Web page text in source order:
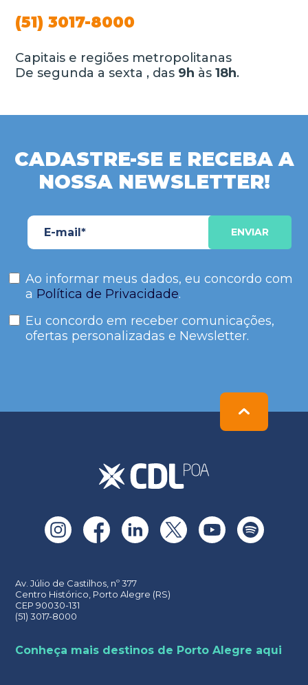
(51) 3017-8000
Capitais e regiões metropolitanas
De segunda a sexta , das 9h às18h.
CADASTRE-SE E RECEBA A
NOSSA NEWSLETTER!
Ao informar meus dados, eu concordo com
a Política de Privacidade.
Eu concordo em receber comunicações,
ofertas personalizadas e Newsletter.
field
Av. Júlio de Castilhos, nº 377
Centro Histórico, Porto Alegre (RS)
CEP 90030-131
(51) 3017-8000
Conheça mais destinos de Porto Alegre aqui